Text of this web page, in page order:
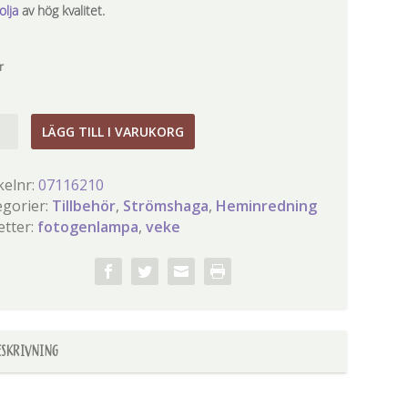
av hög kvalitet.
LÄGG TILL I VARUKORG
07116210
Tillbehör, Strömshaga, Heminredning
fotogenlampa,veke